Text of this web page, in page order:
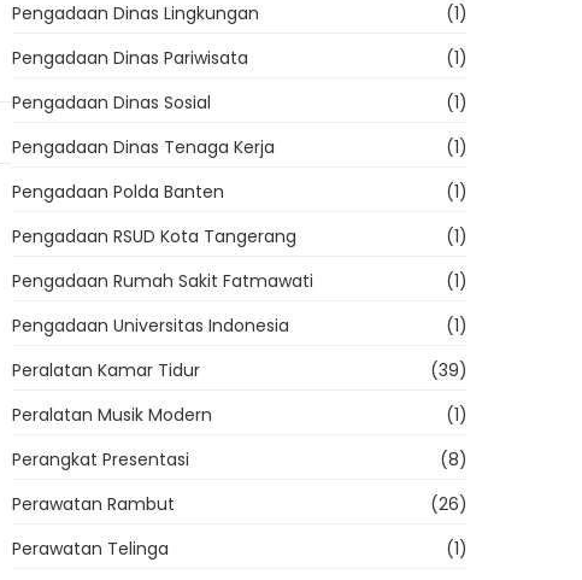
Pengadaan Dinas Lingkungan
(1)
Pengadaan Dinas Pariwisata
(1)
Pengadaan Dinas Sosial
(1)
Pengadaan Dinas Tenaga Kerja
(1)
Pengadaan Polda Banten
(1)
Pengadaan RSUD Kota Tangerang
(1)
Pengadaan Rumah Sakit Fatmawati
(1)
Pengadaan Universitas Indonesia
(1)
Peralatan Kamar Tidur
(39)
Peralatan Musik Modern
(1)
Perangkat Presentasi
(8)
Perawatan Rambut
(26)
Perawatan Telinga
(1)